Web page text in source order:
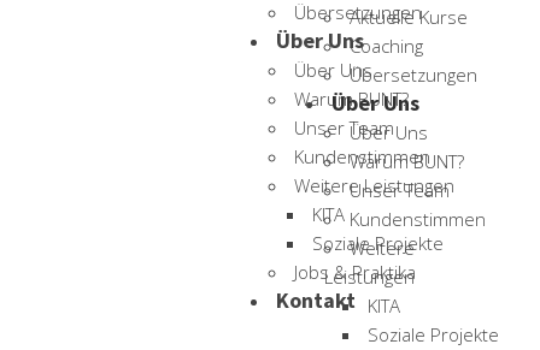
Aktuelle Kurse
Coaching
Übersetzungen
Über Uns
Über Uns
Warum BUNT?
Unser Team
Kundenstimmen
Weitere
Leistungen
KITA
Soziale Projekte
Übersetzungen
Über Uns
Über Uns
Warum BUNT?
Unser Team
Kundenstimmen
Weitere Leistungen
KITA
Soziale Projekte
Jobs & Praktika
Kontakt
Kontakt
030 45956169
0176 61423852
sprachschule@bunt-berlin.de
Angebot
Deutschkurse
Aktuelle Kurse